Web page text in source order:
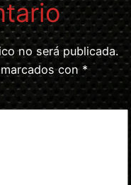
no será publicada.
con *